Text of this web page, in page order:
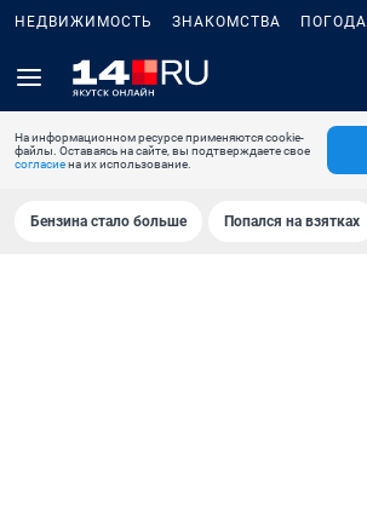
НЕДВИЖИМОСТЬ ЗНАКОМСТВА ПОГОДА
На информационном ресурсе применяются cookie-
файлы. Оставаясь на сайте, вы подтверждаете свое
согласиена их использование.
Бензина стало больше Попался на взятках